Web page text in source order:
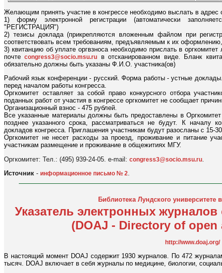
Желающим принять участие в конгрессе необходимо выслать в адрес
1) форму электронной регистрации (автоматически
"РЕГИСТРАЦИЯ")
2) тезисы доклада (прикрепляются вложенным файлом при
соответствовать всем требованиям, предъявляемым к их
3) квитанцию об уплате оргвзноса необходимо прислать в
почтеcongress3@socio.msu.ru в отсканированном виде. Бланк
обязательно должны быть указаны Ф.И.О. участника(ов)
Рабочий язык конференции - русский. Форма работы - устные
перед началом работы конгресса.
Оргкомитет оставляет за собой право конкурсного отбора
поданных работ от участия в конгрессе оргкомитет не сообщает
Организационный взнос - 475 рублей.
Все указанные материалы должны быть предоставлены в
позднее указанного срока, рассматриваться не будут. К началу
докладов конгресса. Приглашения участникам будут разосланы с 15-
Оргкомитет не несет расходы за проезд, проживание и питание
участникам размещение и проживание в общежитиях МГУ.
Оргкомитет: Тел.: (495) 939-24-05. e-mail: congress3@socio.msu.ru
Источник - информационное письмо № 2.
Библиотека Лундского университете
Указатель электронных
(DOAJ - Directory of
http://www.doaj.org/
В настоящий момент DOAJ содержит 1930 журналов. По 472
тысяч. DOAJ включает в себя журналы по медицине, биологии,